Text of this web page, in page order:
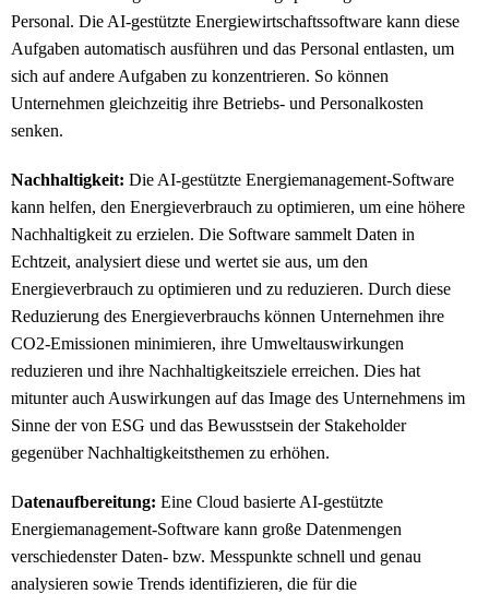
Personal. Die AI-gestützte Energiewirtschaftssoftware kann diese
Aufgaben automatisch ausführen und das Personal entlasten, um
sich auf andere Aufgaben zu konzentrieren. So können
Unternehmen gleichzeitig ihre Betriebs- und Personalkosten
senken.
Nachhaltigkeit: Die AI-gestützte Energiemanagement-Software
kann helfen, den Energieverbrauch zu optimieren, um eine höhere
Nachhaltigkeit zu erzielen. Die Software sammelt Daten in
Echtzeit, analysiert diese und wertet sie aus, um den
Energieverbrauch zu optimieren und zu reduzieren. Durch diese
Reduzierung des Energieverbrauchs können Unternehmen ihre
CO2-Emissionen minimieren, ihre Umweltauswirkungen
reduzieren und ihre Nachhaltigkeitsziele erreichen. Dies hat
mitunter auch Auswirkungen auf das Image des Unternehmens im
Sinne der von ESG und das Bewusstsein der Stakeholder
gegenüber Nachhaltigkeitsthemen zu erhöhen.
Datenaufbereitung: Eine Cloud basierte AI-gestützte
Energiemanagement-Software kann große Datenmengen
verschiedenster Daten- bzw. Messpunkte schnell und genau
analysieren sowie Trends identifizieren, die für die